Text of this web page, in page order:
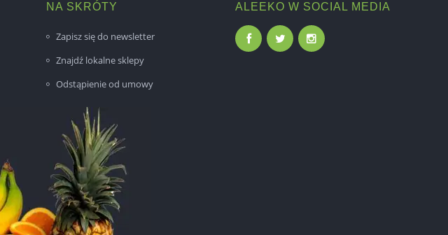
NA SKRÓTY
Zapisz się do newsletter
Znajdź lokalne sklepy
Odstąpienie od umowy
ALEEKO W SOCIAL MEDIA